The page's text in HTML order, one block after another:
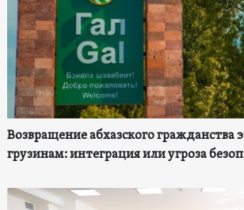
Возвращение абхазского гражданства
грузинам: интеграция или угроза